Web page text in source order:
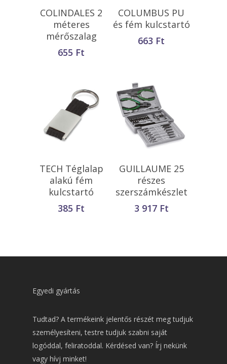
Kosárba
Teszem
COLINDALES 2
méteres
mérőszalag
655 Ft
Kosárba
Teszem
COLUMBUS PU
és fém kulcstartó
663 Ft
Opciók Választása
TECH Téglalap
alakú fém
kulcstartó
385 Ft
Kosárba
Teszem
GUILLAUME 25
részes
szerszámkészlet
3 917 Ft
Egyedi gyártás
Tudtad? A termékeink jelentős részét meg tudjuk
személyesíteni, testre tudjuk szabni saját
logóddal, feliratoddal. Kérdésed van? Írj nekünk
vagy hívj minket!